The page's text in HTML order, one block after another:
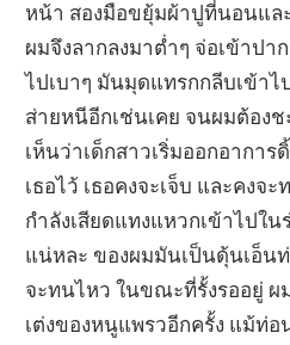
หน้า สองมือขยุ้มผ้าปูที่นอนแล
ผมจึงลากลงมาต่ำๆ จ่อเข้าปา
ไปเบาๆ มันมุดแทรกกลีบเข้าไ
ส่ายหนีอีกเช่นเคย จนผมต้องช
เห็นว่าเด็กสาวเริ่มออกอากา
เธอไว้ เธอคงจะเจ็บ และคงจ
กำลังเสียดแทงแหวกเข้าไปใ
แน่หละ ของผมมันเป็นดุ้นเอ็น
จะทนไหว ในขณะที่รั้งรออยู่ ผ
เต่งของหนูแพรวอีกครั้ง แม้ท่อ